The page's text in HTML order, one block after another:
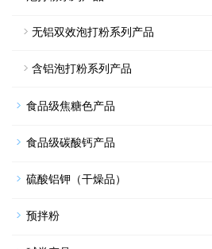
无铝双效泡打粉系列产品
含铝泡打粉系列产品
食品级焦糖色产品
食品级碳酸钙产品
硫酸铝钾（干燥品）
预拌粉